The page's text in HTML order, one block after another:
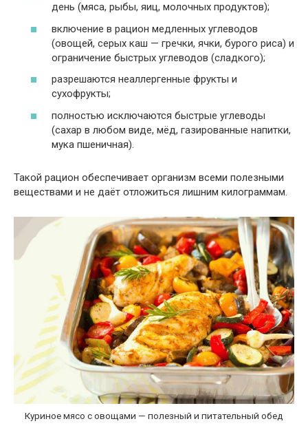
день (мяса, рыбы, яиц, молочных продуктов);
включение в рацион медленных углеводов
(овощей, серых каш — гречки, ячки, бурого риса) и
ограничение быстрых углеводов (сладкого);
разрешаются неаллергенные фрукты и
сухофрукты;
полностью исключаются быстрые углеводы
(сахар в любом виде, мёд, газированные напитки,
мука пшеничная).
Такой рацион обеспечивает организм всеми полезными
веществами и не даёт отложиться лишним килограммам.
Куриное мясо с овощами — полезный и питательный обед